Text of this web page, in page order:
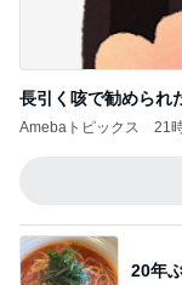
長引く咳で勧められ
Amebaトピックス 21
20年